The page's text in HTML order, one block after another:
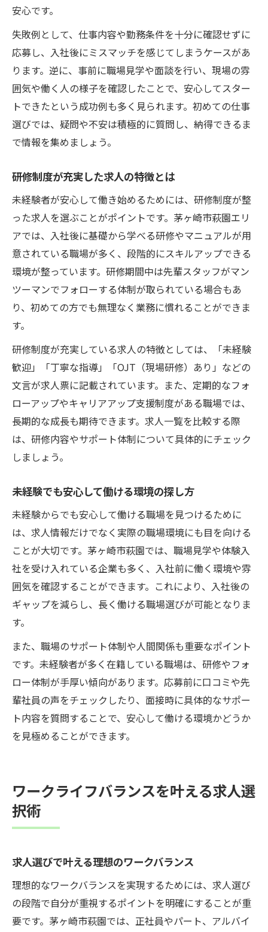
安心です。
失敗例として、仕事内容や勤務条件を十分に確認せずに
応募し、入社後にミスマッチを感じてしまうケースがあ
ります。逆に、事前に職場見学や面談を行い、現場の雰
囲気や働く人の様子を確認したことで、安心してスター
トできたという成功例も多く見られます。初めての仕事
選びでは、疑問や不安は積極的に質問し、納得できるま
で情報を集めましょう。
研修制度が充実した求人の特徴とは
未経験者が安心して働き始めるためには、研修制度が整
った求人を選ぶことがポイントです。茅ヶ崎市萩園エリ
アでは、入社後に基礎から学べる研修やマニュアルが用
意されている職場が多く、段階的にスキルアップできる
環境が整っています。研修期間中は先輩スタッフがマン
ツーマンでフォローする体制が取られている場合もあ
り、初めての方でも無理なく業務に慣れることができま
す。
研修制度が充実している求人の特徴としては、「未経験
歓迎」「丁寧な指導」「OJT（現場研修）あり」などの
文言が求人票に記載されています。また、定期的なフォ
ローアップやキャリアアップ支援制度がある職場では、
長期的な成長も期待できます。求人一覧を比較する際
は、研修内容やサポート体制について具体的にチェック
しましょう。
未経験でも安心して働ける環境の探し方
未経験からでも安心して働ける職場を見つけるために
は、求人情報だけでなく実際の職場環境にも目を向ける
ことが大切です。茅ヶ崎市萩園では、職場見学や体験入
社を受け入れている企業も多く、入社前に働く環境や雰
囲気を確認することができます。これにより、入社後の
ギャップを減らし、長く働ける職場選びが可能となりま
す。
また、職場のサポート体制や人間関係も重要なポイント
です。未経験者が多く在籍している職場は、研修やフォ
ロー体制が手厚い傾向があります。応募前に口コミや先
輩社員の声をチェックしたり、面接時に具体的なサポー
ト内容を質問することで、安心して働ける環境かどうか
を見極めることができます。
ワークライフバランスを叶える求人選
択術
求人選びで叶える理想のワークバランス
理想的なワークバランスを実現するためには、求人選び
の段階で自分が重視するポイントを明確にすることが重
要です。茅ヶ崎市萩園では、正社員やパート、アルバイ